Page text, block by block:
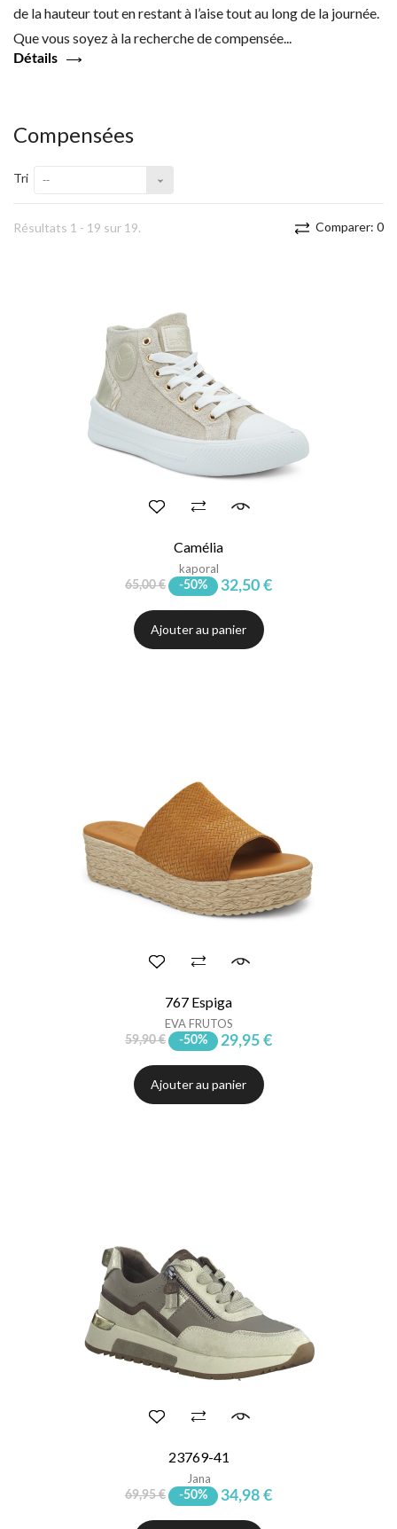
de la hauteur tout en restant à l’aise tout au long de la journée.
Que vous soyez à la recherche de compensée...
Détails
Compensées
Tri --
Comparer: 0
Résultats 1 - 19 sur 19.
Camélia
kaporal
65,00 € -50% 32,50 €
Ajouter au panier
767 Espiga
EVA FRUTOS
59,90 € -50% 29,95 €
Ajouter au panier
23769-41
Jana
69,95 € -50% 34,98 €